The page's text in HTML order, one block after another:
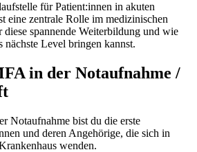
für Patient:innen in akuten
eine zentrale Rolle im medizinischen
diese spannende Weiterbildung und wie
nächste Level bringen kannst.
in der Notaufnahme /
Notaufnahme bist du die erste
und deren Angehörige, die sich in
wenden.